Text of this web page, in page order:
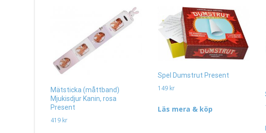
Mätsticka (måttband)
Mjukisdjur Kanin, rosa
Present
419 kr
Spel Dumstrut Present
149 kr
Läs mera & köp